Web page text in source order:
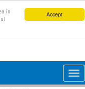
Accept
în